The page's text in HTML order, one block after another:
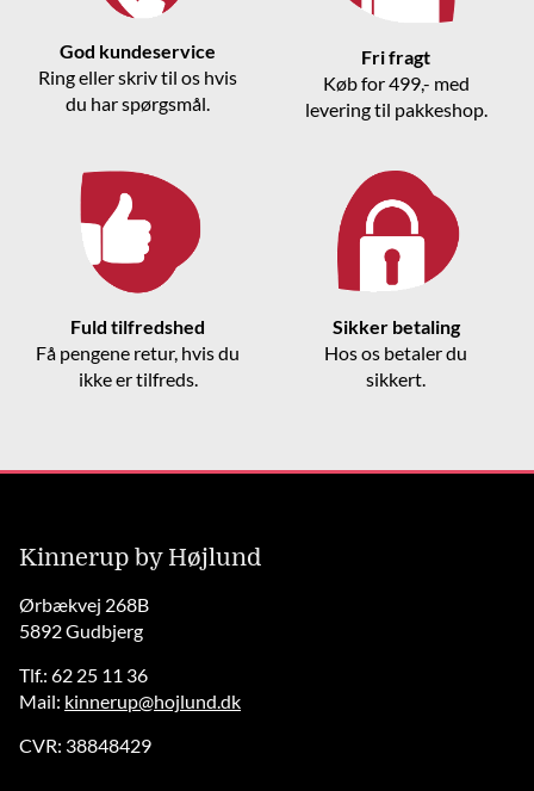
God kundeservice
Ring eller skriv til os hvis
du har spørgsmål.
Fri fragt
Køb for 499,- med
levering til pakkeshop.
Fuld tilfredshed
Få pengene retur, hvis du
ikke er tilfreds.
Sikker betaling
Hos os betaler du
sikkert.
Kinnerup by Højlund
Ørbækvej 268B
5892 Gudbjerg
Tlf.: 62 25 11 36
Mail: kinnerup@hojlund.dk
CVR: 38848429